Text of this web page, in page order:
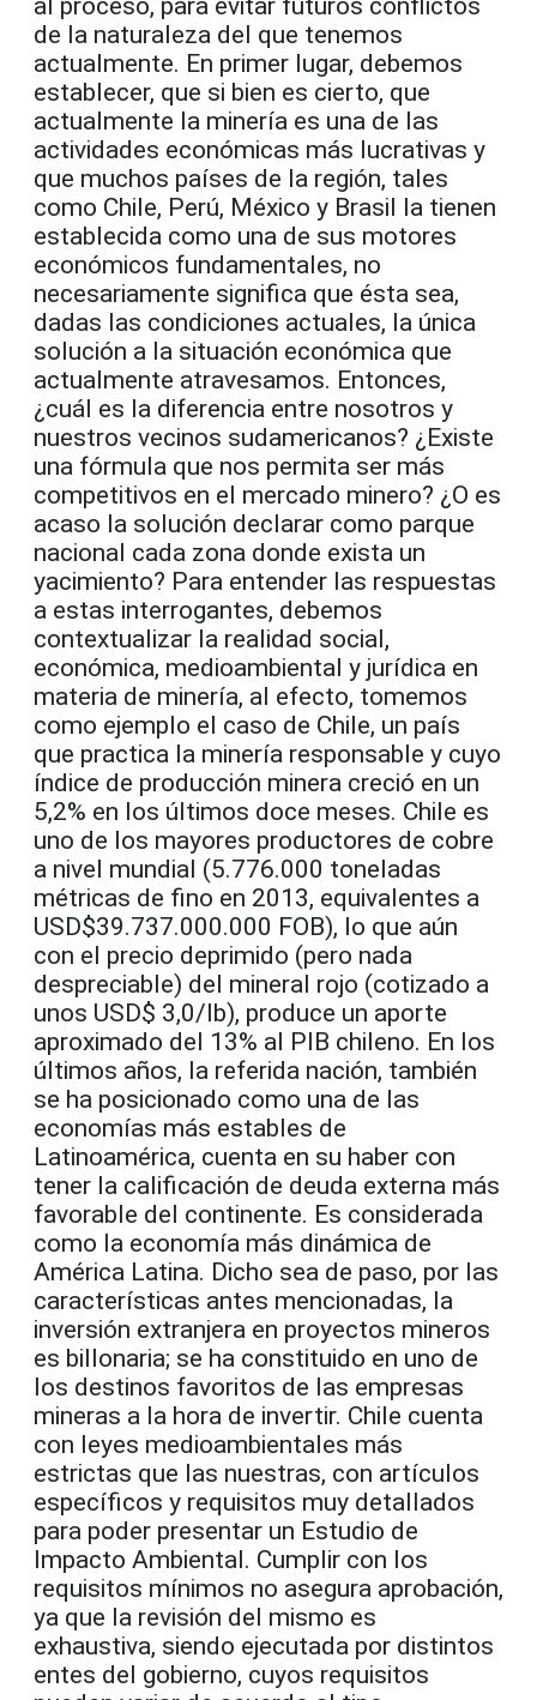
de la naturaleza del que tenemos
actualmente. En primer lugar, debemos
establecer, que si bien es cierto, que
actualmente la minería es una de las
actividades económicas más lucrativas y
que muchos países de la región, tales
como Chile, Perú, México y Brasil la tienen
establecida como una de sus motores
económicos fundamentales, no
necesariamente significa que ésta sea,
dadas las condiciones actuales, la única
solución a la situación económica que
actualmente atravesamos. Entonces,
¿cuál es la diferencia entre nosotros y
nuestros vecinos sudamericanos? ¿Existe
una fórmula que nos permita ser más
competitivos en el mercado minero? ¿O es
acaso la solución declarar como parque
nacional cada zona donde exista un
yacimiento? Para entender las respuestas
a estas interrogantes, debemos
contextualizar la realidad social,
económica, medioambiental y jurídica en
materia de minería, al efecto, tomemos
como ejemplo el caso de Chile, un país
que practica la minería responsable y cuyo
índice de producción minera creció en un
5,2% en los últimos doce meses. Chile es
uno de los mayores productores de cobre
a nivel mundial (5.776.000 toneladas
métricas de fino en 2013, equivalentes a
USD$39.737.000.000 FOB), lo que aún
con el precio deprimido (pero nada
despreciable) del mineral rojo (cotizado a
unos USD$ 3,0/lb), produce un aporte
aproximado del 13% al PIB chileno. En los
últimos años, la referida nación, también
se ha posicionado como una de las
economías más estables de
Latinoamérica, cuenta en su haber con
tener la calificación de deuda externa más
favorable del continente. Es considerada
como la economía más dinámica de
América Latina. Dicho sea de paso, por las
características antes mencionadas, la
inversión extranjera en proyectos mineros
es billonaria; se ha constituido en uno de
los destinos favoritos de las empresas
mineras a la hora de invertir. Chile cuenta
con leyes medioambientales más
estrictas que las nuestras, con artículos
específicos y requisitos muy detallados
para poder presentar un Estudio de
Impacto Ambiental. Cumplir con los
requisitos mínimos no asegura aprobación,
ya que la revisión del mismo es
exhaustiva, siendo ejecutada por distintos
entes del gobierno, cuyos requisitos